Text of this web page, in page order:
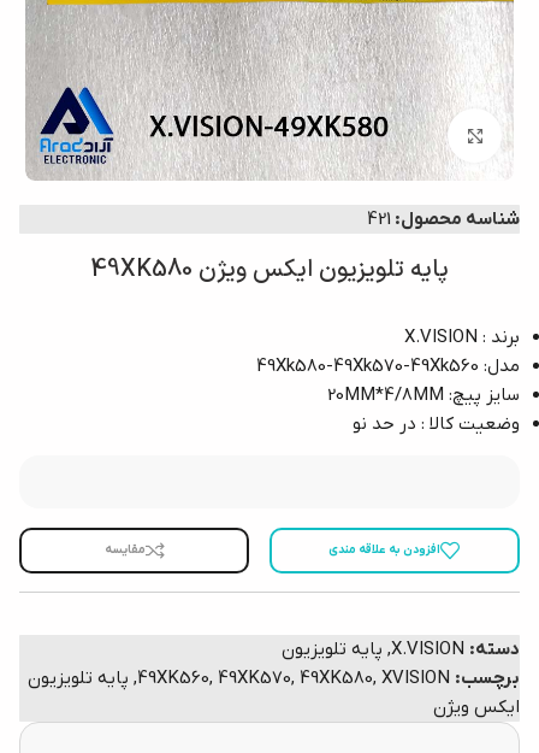
بزرگنمایی تصویر
شناسه محصول: 421
پایه تلویزیون ایکس ویژن 49XK580
برند : X.VISION
مدل: 49Xk580-49Xk570-49Xk560
سایز پیچ: 20MM*4/8MM
وضعیت کالا : در حد نو
افزودن به علاقه مندی مقایسه
دسته: X.VISION
, پایه تلویزیون
برچسب:
49XK560, 49XK570, 49XK580, XVISION
, پایه تلویزیون
ایکس ویژن